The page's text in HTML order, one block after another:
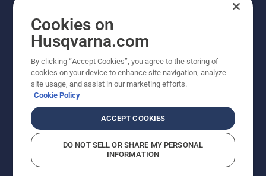
Други сайтове на Husqvarna
© Husqvarna AB (публ). Всички права запазени.
Cookies on
Husqvarna.com
By clicking “Accept Cookies”, you agree to the storing of
cookies on your device to enhance site navigation, analyze
site usage, and assist in our marketing efforts.
Cookie Policy
ACCEPT COOKIES
DO NOT SELL OR SHARE MY PERSONAL
INFORMATION